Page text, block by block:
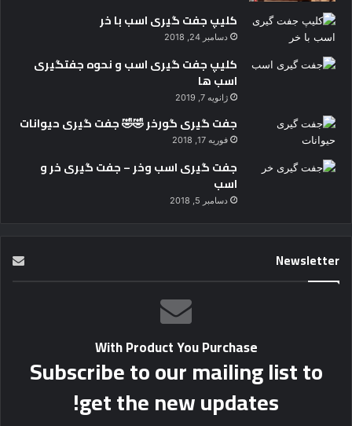
کلیپ جفت گیری اسب با خر
دسامبر 24, 2018
کلیپ جفت گیری اسب و نحوه جفتگیری
اسب ها
ژانویه 7, 2019
جفت گیری گورخر 🤣🤣 جفت گیری حیوانات
فوریه 17, 2018
جفت گیری اسب وخر – جفت گیری خر و
اسب
دسامبر 5, 2018
Newsletter
With Product You Purchase
Subscribe to our mailing list to
get the new updates!